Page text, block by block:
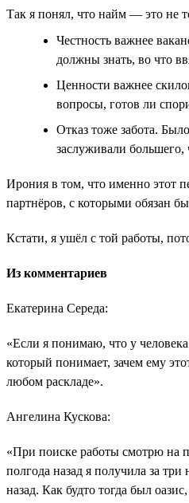
Так я понял, что найм — это не
Честность важнее
должны знать, во что
Ценности важнее
вопросы, готов ли
Отказ тоже забота.
заслуживали
Ирония в том, что именно этот
партнёров, с которыми обязан
Кстати, я ушёл с той работы,
Из комментариев
Екатерина Середа:
«Если я понимаю, что у
который понимает, зачем ему
любом раскладе».
Ангелина Кускова:
«При поиске работы смотрю на
полгода назад я получила за
назад. Как будто тогда был